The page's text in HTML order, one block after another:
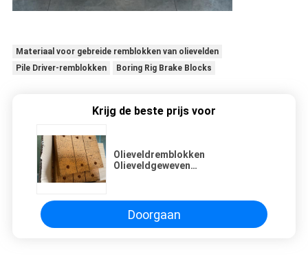
Materiaal voor gebreide remblokken van olievelden
Pile Driver-remblokken
Boring Rig Brake Blocks
Krijg de beste prijs voor
Olieveldremblokken
Olieveldgeweven
Doorgaan